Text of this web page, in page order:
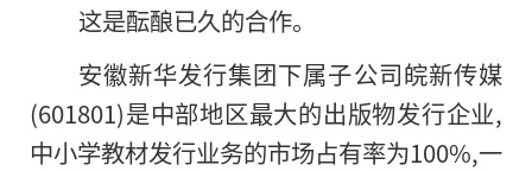
这是酝酿已久的合作。
安徽新华发行集团下属子公司皖新传媒
(601801)是中部地区最大的出版物发行企业,
中小学教材发行业务的市场占有率为100%,一